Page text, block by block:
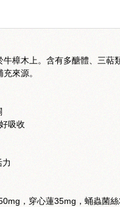
樟木上。含有多醣體、三
來源。
吸收
，穿心蓮35mg，蛹蟲菌